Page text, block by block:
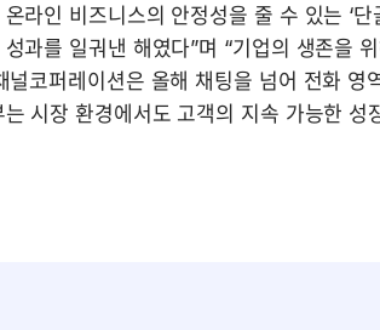
온라인 비즈니스의 안정성을 줄 수 있는 ‘
성과를 일궈낸 해였다”며 “기업의 생존을
널코퍼레이션은 올해 채팅을 넘어 전화 영
는 시장 환경에서도 고객의 지속 가능한 성